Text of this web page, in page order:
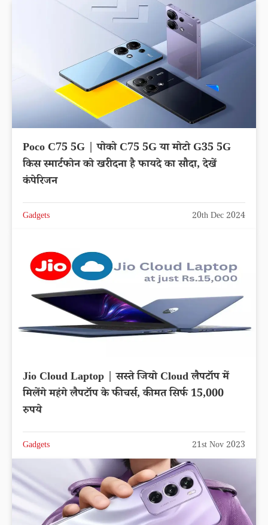
Poco C75 5G | पोको C75 5G या मोटो G35 5G
किस स्मार्टफोन को खरीदना है फायदे का सौदा, देखें
कंपेरिजन
Gadgets 20th Dec 2024
Jio Cloud Laptop | सस्ते जियो Cloud लैपटॉप में
मिलेंगे महंगे लैपटॉप के फीचर्स, कीमत सिर्फ 15,000
रुपये
Gadgets 21st Nov 2023